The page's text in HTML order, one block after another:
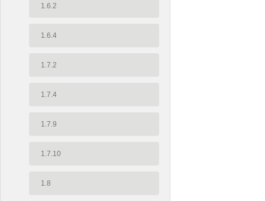
1.6.2
1.6.4
1.7.2
1.7.4
1.7.9
1.7.10
1.8